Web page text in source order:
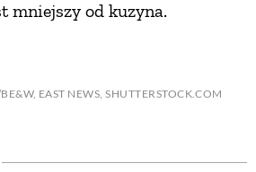
mniejszy od kuzyna.
EAST NEWS, SHUTTERSTOCK.COM